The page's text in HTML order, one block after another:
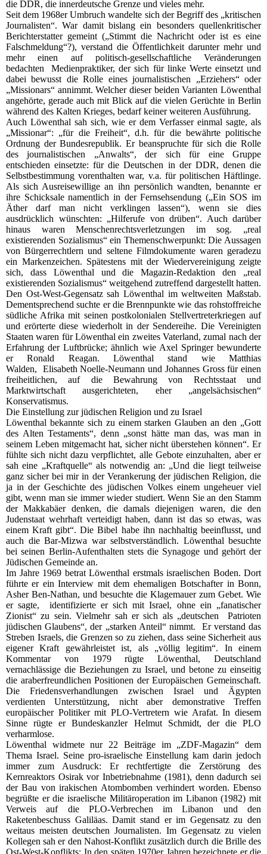
die DDR, die innerdeutsche Grenze und vieles mehr.
Seit dem 1968er Umbruch wandelte sich der Begriff des „kritischen
Journalisten“. War damit bislang ein besonders quellenkritischer
Berichterstatter gemeint („Stimmt die Nachricht oder ist es eine
Falschmeldung“?), verstand die Öffentlichkeit darunter mehr und
mehr einen auf politisch-gesellschaftliche Veränderungen
bedachten Medienpraktiker, der sich für linke Werte einsetzt und
dabei bewusst die Rolle eines journalistischen „Erziehers“ oder
„Missionars“ annimmt. Welcher dieser beiden Varianten Löwenthal
angehörte, gerade auch mit Blick auf die vielen Gerüchte in Berlin
während des Kalten Krieges, bedarf keiner weiteren Ausführung.
Auch Löwenthal sah sich, wie er dem Verfasser einmal sagte, als
„Missionar“: „für die Freiheit“, d.h. für die bewährte politische
Ordnung der Bundesrepublik. Er beanspruchte für sich die Rolle
des journalistischen „Anwalts“, der sich für eine Gruppe
entschieden einsetzte: für die Deutschen in der DDR, denen die
Selbstbestimmung vorenthalten war, v.a. für politischen Häftlinge.
Als sich Ausreisewillige an ihn persönlich wandten, benannte er
ihre Schicksale namentlich in der Fernsehsendung („Ein SOS im
Äther darf man nicht verklingen lassen“), wenn sie dies
ausdrücklich wünschten: „Hilferufe von drüben“. Auch darüber
hinaus waren Menschenrechtsverletzungen im sog. „real
existierenden Sozialismus“ ein Themenschwerpunkt: Die Aussagen
von Bürgerrechtlern und seltene Filmdokumente waren geradezu
ein Markenzeichen. Spätestens mit der Wiedervereinigung zeigte
sich, dass Löwenthal und die Magazin-Redaktion den „real
existierenden Sozialismus“ weitgehend zutreffend dargestellt hatten.
Den Ost-West-Gegensatz sah Löwenthal im weltweiten Maßstab.
Dementsprechend suchte er die Brennpunkte wie das rohstoffreiche
südliche Afrika mit seinen postkolonialen Stellvertreterkriegen auf
und erörterte diese wiederholt in der Sendereihe. Die Vereinigten
Staaten waren für Löwenthal ein zweites Vaterland, zumal nach der
Erfahrung der Luftbrücke; ähnlich wie Axel Springer bewunderte
er Ronald Reagan. Löwenthal stand wie Matthias
Walden, Elisabeth Noelle-Neumann und Johannes Gross für einen
freiheitlichen, auf die Bewahrung von Rechtsstaat und
Marktwirtschaft ausgerichteten, eher „angelsächsischen“
Konservatismus.
Die Einstellung zur jüdischen Religion und zu Israel
Löwenthal bekannte sich zu einem starken Glauben an den „Gott
des Alten Testaments“, denn „sonst hätte man das, was man in
seinem Leben mitgemacht hat, sicher nicht überstehen können“. Er
fühlte sich nicht dazu verpflichtet, alle Gebote einzuhalten, aber er
sah eine „Kraftquelle“ als notwendig an: „Und die liegt teilweise
ganz sicher bei mir in der Verankerung der jüdischen Religion, die
ja in der Geschichte des jüdischen Volkes einem ungeheuer viel
gibt, wenn man sie immer wieder studiert. Wenn Sie an den Stamm
der Makkabäer denken, die damals diejenigen waren, die den
Judenstaat wehrhaft verteidigt haben, dann ist das so etwas, was
einem Kraft gibt“. Die Bibel habe ihn nachhaltig beeinflusst, und
auch die Bar-Mizwa war selbstverständlich. Löwenthal besuchte
bei seinen Berlin-Aufenthalten stets die Synagoge und gehört der
Jüdischen Gemeinde an.
Im Jahre 1969 betrat Löwenthal erstmals israelischen Boden. Dort
führte er ein Interview mit dem ehemaligen Botschafter in Bonn,
Asher Ben-Nathan, und besuchte die Klagemauer zum Gebet. Wie
er sagte, identifizierte er sich mit Israel, ohne ein „fanatischer
Zionist“ zu sein. Vielmehr sah er sich als „deutschen Patrioten
jüdischen Glaubens“, der „starken Anteil“ nimmt. Er verstand das
Streben Israels, die Grenzen so zu ziehen, dass seine Sicherheit aus
eigener Kraft gewährleistet ist, als „völlig legitim“. In einem
Kommentar von 1979 rügte Löwenthal, Deutschland
vernachlässige die Beziehungen zu Israel, und betone zu einseitig
die araberfreundlichen Positionen der Europäischen Gemeinschaft.
Die Friedensverhandlungen zwischen Israel und Ägypten
verdienten Unterstützung, nicht aber demonstrative Treffen
europäischer Politiker mit PLO-Vertretern wie Arafat. In diesem
Sinne rügte er Bundeskanzler Helmut Schmidt, der die PLO
verharmlose.
Löwenthal widmete nur 22 Beiträge im „ZDF-Magazin“ dem
Thema Israel. Seine pro-israelische Einstellung kam darin jedoch
immer zum Ausdruck: Er rechtfertigte die Zerstörung des
Kernreaktors Osirak vor Inbetriebnahme (1981), denn dadurch sei
der Bau von irakischen Atombomben verhindert worden. Ebenso
begrüßte er die israelische Militäroperation im Libanon (1982) mit
Verweis auf die PLO-Verbrechen im Libanon und den
Raketenbeschuss Galiläas. Damit stand er im Gegensatz zu den
weitaus meisten deutschen Journalisten. Im Gegensatz zu vielen
Kollegen sah er den Nahost-Konflikt zusätzlich durch die Brille des
Ost-West-Konflikts: In den späten 1970er Jahren bezeichnete er die